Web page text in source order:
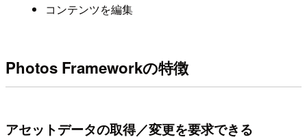
コンテンツを編集
Photos Frameworkの特徴
アセットデータの取得／変更を要求できる